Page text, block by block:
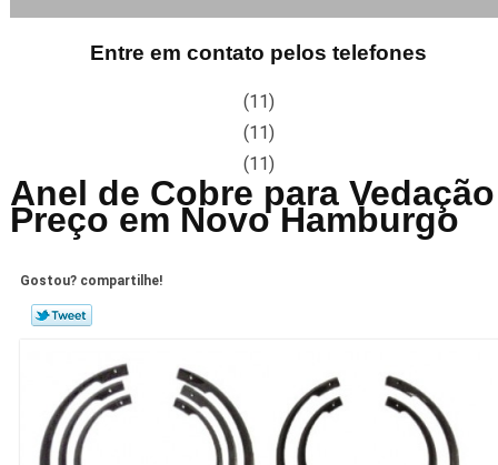
Entre em contato pelos telefones
(11)
(11)
(11)
Anel de Cobre para Vedação
Preço em Novo Hamburgo
Gostou? compartilhe!